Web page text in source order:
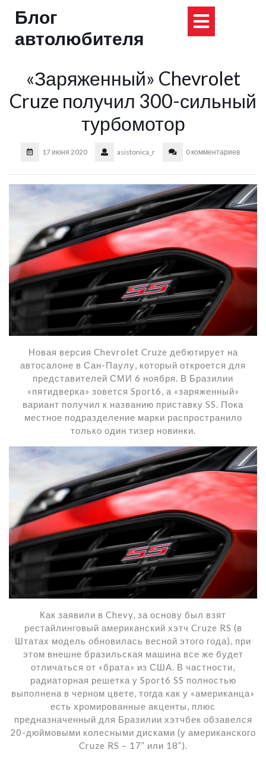
Блог
автолюбителя
«Заряженный» Chevrolet
Cruze получил 300-сильный
турбомотор
17 июня 2020 asistonica_r 0 комментариев
Новая версия Chevrolet Cruze дебютирует на
автосалоне в Сан-Паулу, который откроется для
представителей СМИ 6 ноября. В Бразилии
«пятидверка» зовется Sport6, а «заряженный»
вариант получил к названию приставку SS. Пока
местное подразделение марки распространило
только один тизер новинки.
Как заявили в Chevy, за основу был взят
рестайлинговый американский хэтч Cruze RS (в
Штатах модель обновилась весной этого года), при
этом внешне бразильская машина все же будет
отличаться от «брата» из США. В частности,
радиаторная решетка у Sport6 SS полностью
выполнена в черном цвете, тогда как у «американца»
есть хромированные акценты, плюс
предназначенный для Бразилии хэтчбек обзавелся
20-дюймовыми колесными дисками (у американского
Cruze RS – 17” или 18”).